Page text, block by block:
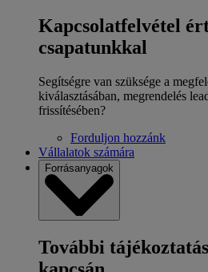
Kapcsolatfelvétel
csapatunkkal
Segítségre van szüksége a
kiválasztásában, megrendelés
frissítésében?
Forduljon hozzánk
Vállalatok számára
Forrásanyagok
További